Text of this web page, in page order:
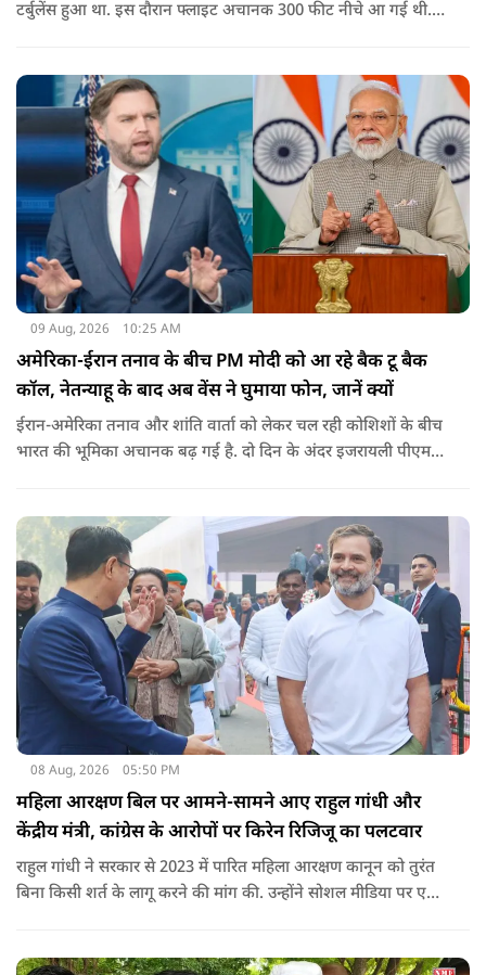
टर्बुलेंस हुआ था. इस दौरान फ्लाइट अचानक 300 फीट नीचे आ गई थी.
09 Aug, 2026 10:25 AM
अमेरिका-ईरान तनाव के बीच PM मोदी को आ रहे बैक टू बैक
कॉल, नेतन्याहू के बाद अब वेंस ने घुमाया फोन, जानें क्यों
ईरान-अमेरिका तनाव और शांति वार्ता को लेकर चल रही कोशिशों के बीच
भारत की भूमिका अचानक बढ़ गई है. दो दिन के अंदर इजरायली पीएम
08 Aug, 2026 05:50 PM
महिला आरक्षण बिल पर आमने-सामने आए राहुल गांधी और
केंद्रीय मंत्री, कांग्रेस के आरोपों पर किरेन रिजिजू का पलटवार
राहुल गांधी ने सरकार से 2023 में पारित महिला आरक्षण कानून को तुरंत
बिना किसी शर्त के लागू करने की मांग की. उन्होंने सोशल मीडिया पर एक